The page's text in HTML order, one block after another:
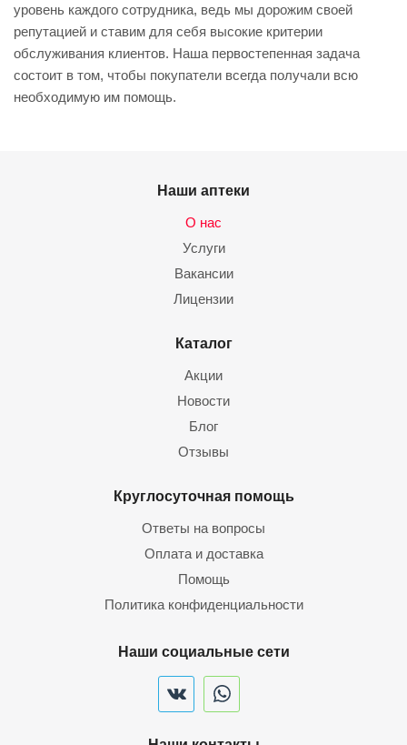
уровень каждого сотрудника, ведь мы дорожим своей
репутацией и ставим для себя высокие критерии
обслуживания клиентов. Наша первостепенная задача
состоит в том, чтобы покупатели всегда получали всю
необходимую им помощь.
Наши аптеки
О нас
Услуги
Вакансии
Лицензии
Каталог
Акции
Новости
Блог
Отзывы
Круглосуточная помощь
Ответы на вопросы
Оплата и доставка
Помощь
Политика конфиденциальности
Наши социальные сети